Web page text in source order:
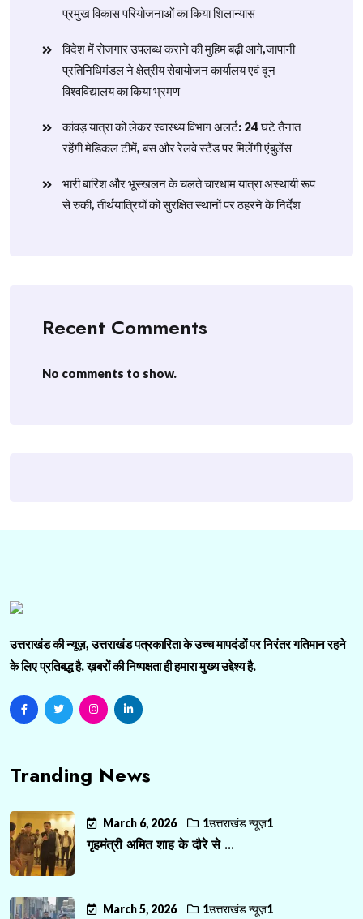
प्रमुख विकास परियोजनाओं का किया शिलान्यास
विदेश में रोजगार उपलब्ध कराने की मुहिम बढ़ी आगे,जापानी
प्रतिनिधिमंडल ने क्षेत्रीय सेवायोजन कार्यालय एवं दून
विश्वविद्यालय का किया भ्रमण
​कांवड़ यात्रा को लेकर स्वास्थ्य विभाग अलर्ट: 24 घंटे तैनात
रहेंगी मेडिकल टीमें, बस और रेलवे स्टैंड पर मिलेंगी एंबुलेंस
​भारी बारिश और भूस्खलन के चलते चारधाम यात्रा अस्थायी रूप
से रुकी, तीर्थयात्रियों को सुरक्षित स्थानों पर ठहरने के निर्देश
Recent Comments
No comments to show.
उत्तराखंड की न्यूज़, उत्तराखंड पत्रकारिता के उच्च मापदंडों पर निरंतर गतिमान रहने
के लिए प्रतिबद्ध है. ख़बरों की निष्पक्षता ही हमारा मुख्य उद्देश्य है.
Tranding News
March 6, 2026 1उत्तराखंड न्यूज़1
गृहमंत्री अमित शाह के दौरे से ...
March 5, 2026 1उत्तराखंड न्यूज़1